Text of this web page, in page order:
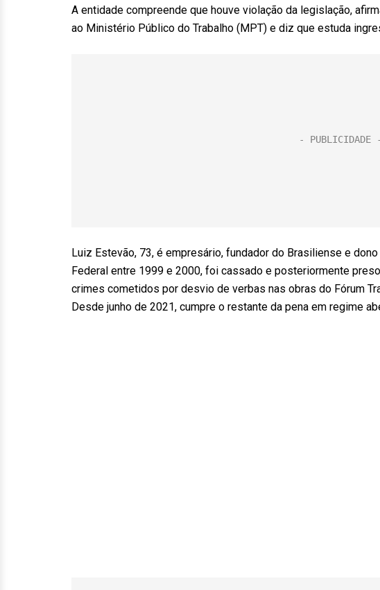
A entidade compreende que houve violação da legislação,
ao Ministério Público do Trabalho (MPT) e diz que estuda
Luiz Estevão, 73, é empresário, fundador do Brasiliense e
Federal entre 1999 e 2000, foi cassado e posteriormente
crimes cometidos por desvio de verbas nas obras do Fórum
Desde junho de 2021, cumpre o restante da pena em regime